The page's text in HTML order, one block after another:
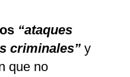
“ataques
criminales” y
que no